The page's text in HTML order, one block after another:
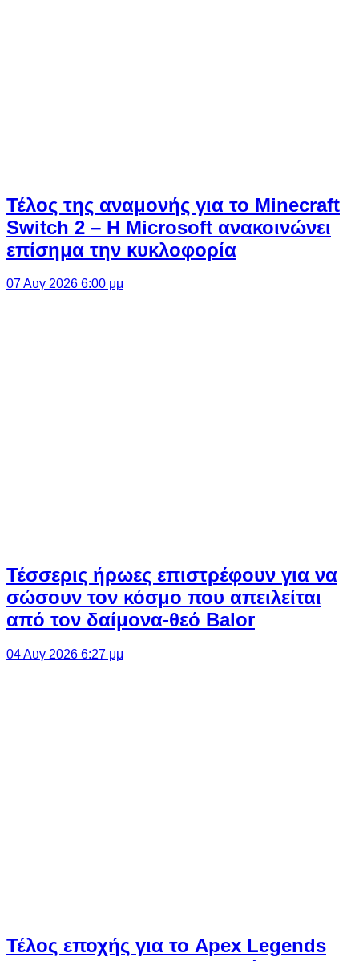
Τέλος της αναμονής για το Minecraft
Switch 2 – Η Microsoft ανακοινώνει
επίσημα την κυκλοφορία
07 Αυγ 2026 6:00 μμ
Τέσσερις ήρωες επιστρέφουν για να
σώσουν τον κόσμο που απειλείται
από τον δαίμονα-θεό Balor
04 Αυγ 2026 6:27 μμ
Τέλος εποχής για το Apex Legends